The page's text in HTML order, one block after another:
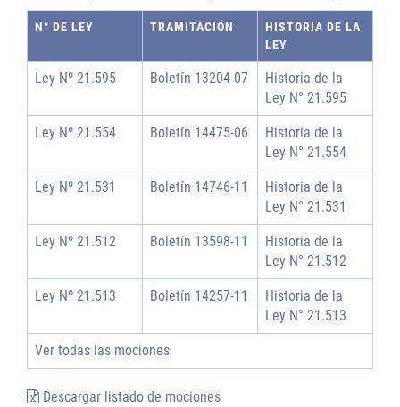
N° DE LEY TRAMITACIÓN
HISTORIA DE LA
LEY
Ley Nº 21.595 Boletín 13204-07
Historia de la
Ley N° 21.595
Ley Nº 21.554 Boletín 14475-06
Historia de la
Ley N° 21.554
Ley Nº 21.531 Boletín 14746-11
Historia de la
Ley N° 21.531
Ley Nº 21.512 Boletín 13598-11
Historia de la
Ley N° 21.512
Ley Nº 21.513 Boletín 14257-11
Historia de la
Ley N° 21.513
Ver todas las mociones
Descargar listado de mociones